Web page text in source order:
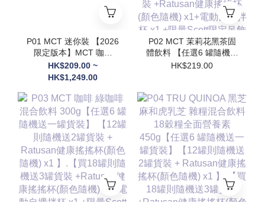
P01 MCT 迷你裝 【2026
限定版本】MCT 咖啡
100g+ TRU QUINOA黑
芝麻和虎乳芝150g+
和虎乳芝150g
HK$209.00 ~
HK$1,249.00
P02 MCT 茉莉花黑茶固
體飲料 【任選6 罐隨機送
一罐貨裝】 . 【12罐則隨
】.【買18罐則隨機送3罐
貨裝 +Ratusan健康搖搖
杯(顏色隨機) x1+電動自
攪拌杯 x1 +限量Scott限
定吊飾(隨機顏色) x1】
HK$219.00